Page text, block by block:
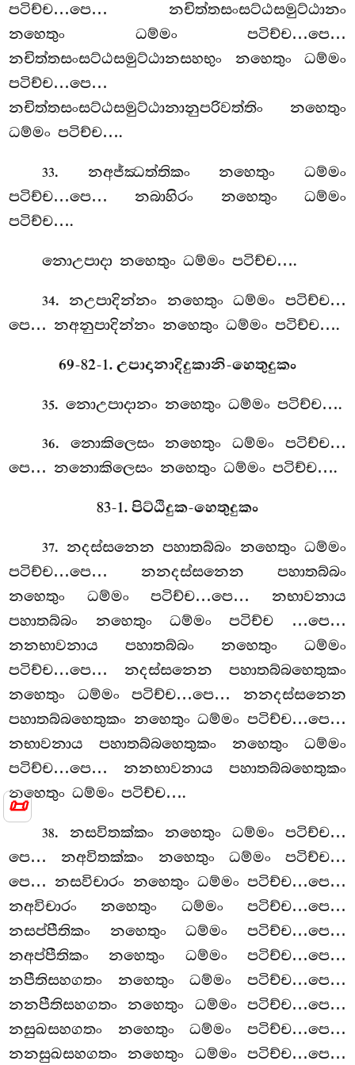
📜
පටිච්ච…පෙ… නචිත්තසංසට්ඨසමුට්ඨානං
නහෙතුං ධම්මං පටිච්ච…පෙ…
නචිත්තසංසට්ඨසමුට්ඨානසහභුං නහෙතුං ධම්මං
පටිච්ච…පෙ…
නචිත්තසංසට්ඨසමුට්ඨානානුපරිවත්තිං නහෙතුං
ධම්මං පටිච්ච….
33. නඅජ්ඣත්තිකං නහෙතුං ධම්මං
පටිච්ච…පෙ… නබාහිරං නහෙතුං ධම්මං
පටිච්ච….
නොඋපාදා නහෙතුං ධම්මං පටිච්ච….
34. නඋපාදින්නං නහෙතුං ධම්මං පටිච්ච…
පෙ… නඅනුපාදින්නං නහෙතුං ධම්මං පටිච්ච….
69-82-1. උපාදානාදිදුකානි-හෙතුදුකං
35. නොඋපාදානං නහෙතුං ධම්මං පටිච්ච….
36. නොකිලෙසං නහෙතුං ධම්මං පටිච්ච…
පෙ… නනොකිලෙසං නහෙතුං ධම්මං පටිච්ච….
83-1. පිට්ඨිදුක-හෙතුදුකං
37. නදස්සනෙන පහාතබ්බං නහෙතුං ධම්මං
පටිච්ච…පෙ… නනදස්සනෙන පහාතබ්බං
නහෙතුං ධම්මං පටිච්ච…පෙ… නභාවනාය
පහාතබ්බං නහෙතුං ධම්මං පටිච්ච
…පෙ…
නනභාවනාය පහාතබ්බං නහෙතුං ධම්මං
පටිච්ච…පෙ… නදස්සනෙන පහාතබ්බහෙතුකං
නහෙතුං ධම්මං පටිච්ච…පෙ… නනදස්සනෙන
පහාතබ්බහෙතුකං නහෙතුං ධම්මං පටිච්ච…පෙ…
නභාවනාය පහාතබ්බහෙතුකං නහෙතුං ධම්මං
පටිච්ච…පෙ… නනභාවනාය පහාතබ්බහෙතුකං
නහෙතුං ධම්මං පටිච්ච….
38. නසවිතක්කං නහෙතුං ධම්මං පටිච්ච…
පෙ… නඅවිතක්කං නහෙතුං ධම්මං පටිච්ච…
පෙ… නසවිචාරං නහෙතුං ධම්මං පටිච්ච…පෙ…
නඅවිචාරං නහෙතුං ධම්මං පටිච්ච…පෙ…
නසප්පීතිකං නහෙතුං ධම්මං පටිච්ච…පෙ…
නඅප්පීතිකං නහෙතුං ධම්මං පටිච්ච…පෙ…
නපීතිසහගතං නහෙතුං ධම්මං පටිච්ච…පෙ…
නනපීතිසහගතං නහෙතුං ධම්මං පටිච්ච…පෙ…
නසුඛසහගතං නහෙතුං ධම්මං පටිච්ච…පෙ…
නනසුඛසහගතං නහෙතුං ධම්මං පටිච්ච…පෙ…